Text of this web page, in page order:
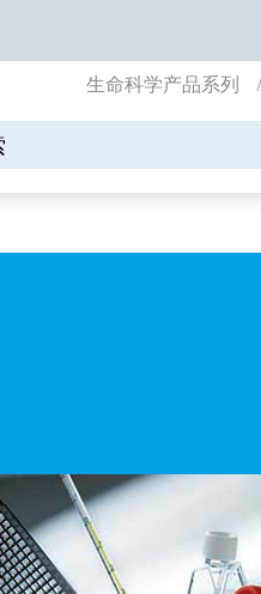
生命科学产品系列